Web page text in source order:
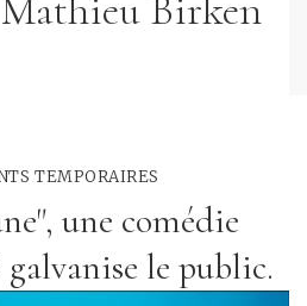
TEMPORAIRES
une comédie
le public.